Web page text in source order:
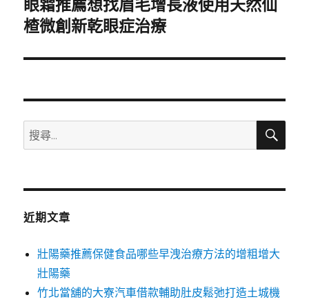
下
一
文
眼霜推薦想找眉毛增長液使用天然仙
楂微創新乾眼症治療
搜
尋
鍵
搜
近期文章
壯陽藥推薦保健食品哪些早洩治療方法的增粗增大
壯陽藥
竹北當舖的大寮汽車借款輔助肚皮鬆弛打造土城機